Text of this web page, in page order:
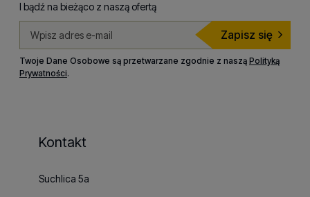
I bądź na bieżąco z naszą ofertą
Zapisz się
Twoje Dane Osobowe są przetwarzane zgodnie z naszą Polityką
Prywatności.
Kontakt
Suchlica 5a